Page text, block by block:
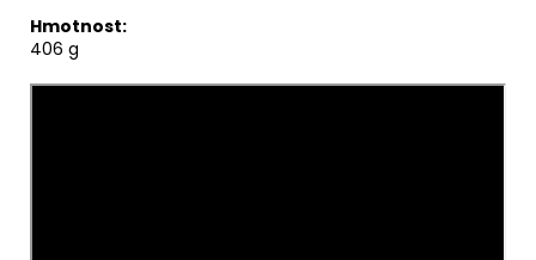
Hmotnost:
406 g